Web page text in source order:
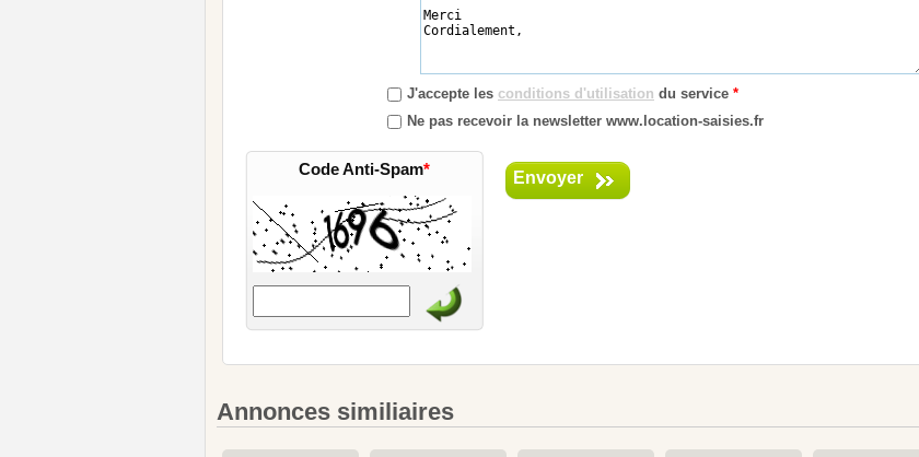
J'accepte les conditions d'utilisation du service *
Ne pas recevoir la newsletter www.location-saisies.fr
Code Anti-Spam* Envoyer
Annonces similiaires